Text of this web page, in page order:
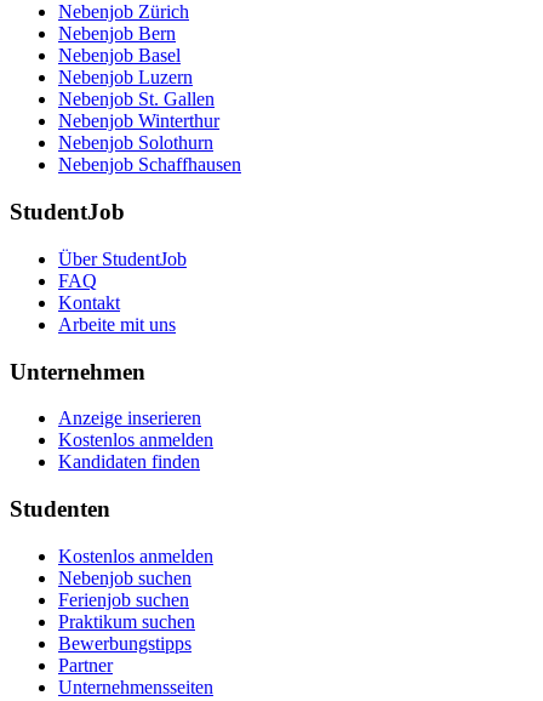
Nebenjob Zürich
Nebenjob Bern
Nebenjob Basel
Nebenjob Luzern
Nebenjob St. Gallen
Nebenjob Winterthur
Nebenjob Solothurn
Nebenjob Schaffhausen
StudentJob
Über StudentJob
FAQ
Kontakt
Arbeite mit uns
Unternehmen
Anzeige inserieren
Kostenlos anmelden
Kandidaten finden
Studenten
Kostenlos anmelden
Nebenjob suchen
Ferienjob suchen
Praktikum suchen
Bewerbungstipps
Partner
Unternehmensseiten